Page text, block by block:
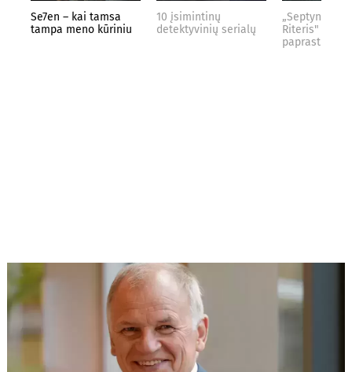
Se7en – kai tamsa
tampa meno kūriniu
10 įsimintinų
detektyvinių serialų
„Septynių
Riteris" – kai
paprastumas